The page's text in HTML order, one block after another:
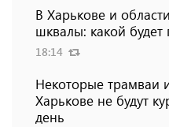
В Харькове и
шквалы: какой
18:14
Некоторые трамваи
Харькове не будут
день